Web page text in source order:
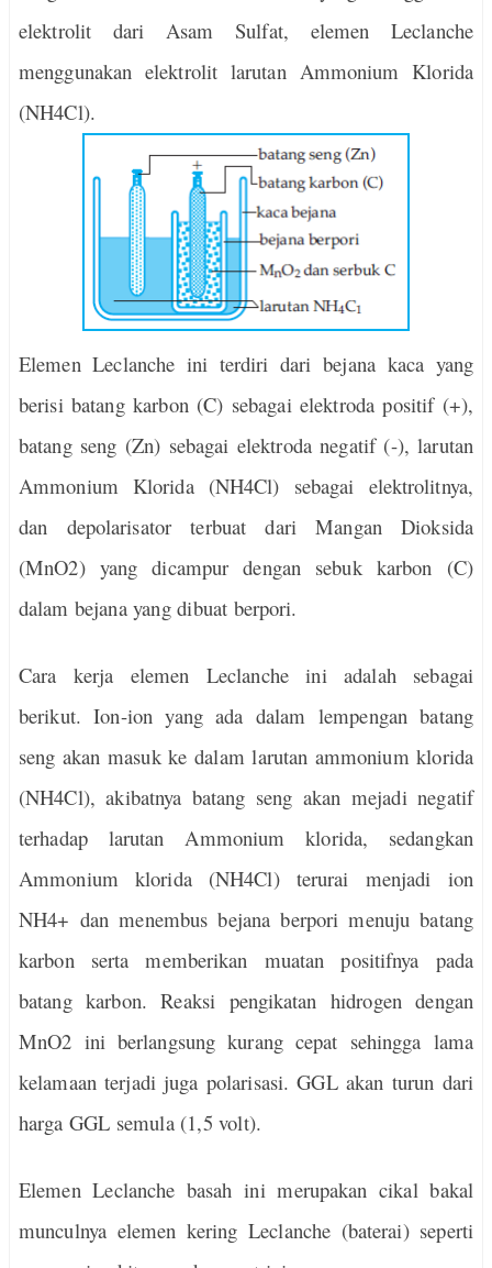
elektrolit dari Asam Sulfat, elemen Leclanche
menggunakan elektrolit larutan Ammonium Klorida
(NH4Cl).
Elemen Leclanche ini terdiri dari bejana kaca yang
berisi batang karbon (C) sebagai elektroda positif (+),
batang seng (Zn) sebagai elektroda negatif (-), larutan
Ammonium Klorida (NH4Cl) sebagai elektrolitnya,
dan depolarisator terbuat dari Mangan Dioksida
(MnO2) yang dicampur dengan sebuk karbon (C)
dalam bejana yang dibuat berpori.
Cara kerja elemen Leclanche ini adalah sebagai
berikut. Ion-ion yang ada dalam lempengan batang
seng akan masuk ke dalam larutan ammonium klorida
(NH4Cl), akibatnya batang seng akan mejadi negatif
terhadap larutan Ammonium klorida, sedangkan
Ammonium klorida (NH4Cl) terurai menjadi ion
NH4+ dan menembus bejana berpori menuju batang
karbon serta memberikan muatan positifnya pada
batang karbon. Reaksi pengikatan hidrogen dengan
MnO2 ini berlangsung kurang cepat sehingga lama
kelamaan terjadi juga polarisasi. GGL akan turun dari
harga GGL semula (1,5 volt).
Elemen Leclanche basah ini merupakan cikal bakal
munculnya elemen kering Leclanche (baterai) seperti